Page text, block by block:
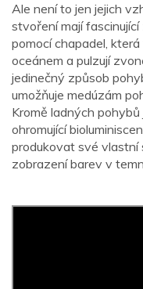
Ale není to jen jejich
stvoření mají
pomocí chapadel,
oceánem a pulzují
jedinečný způsob
umožňuje medúzám
Kromě ladných
ohromující
produkovat své
zobrazení barev v